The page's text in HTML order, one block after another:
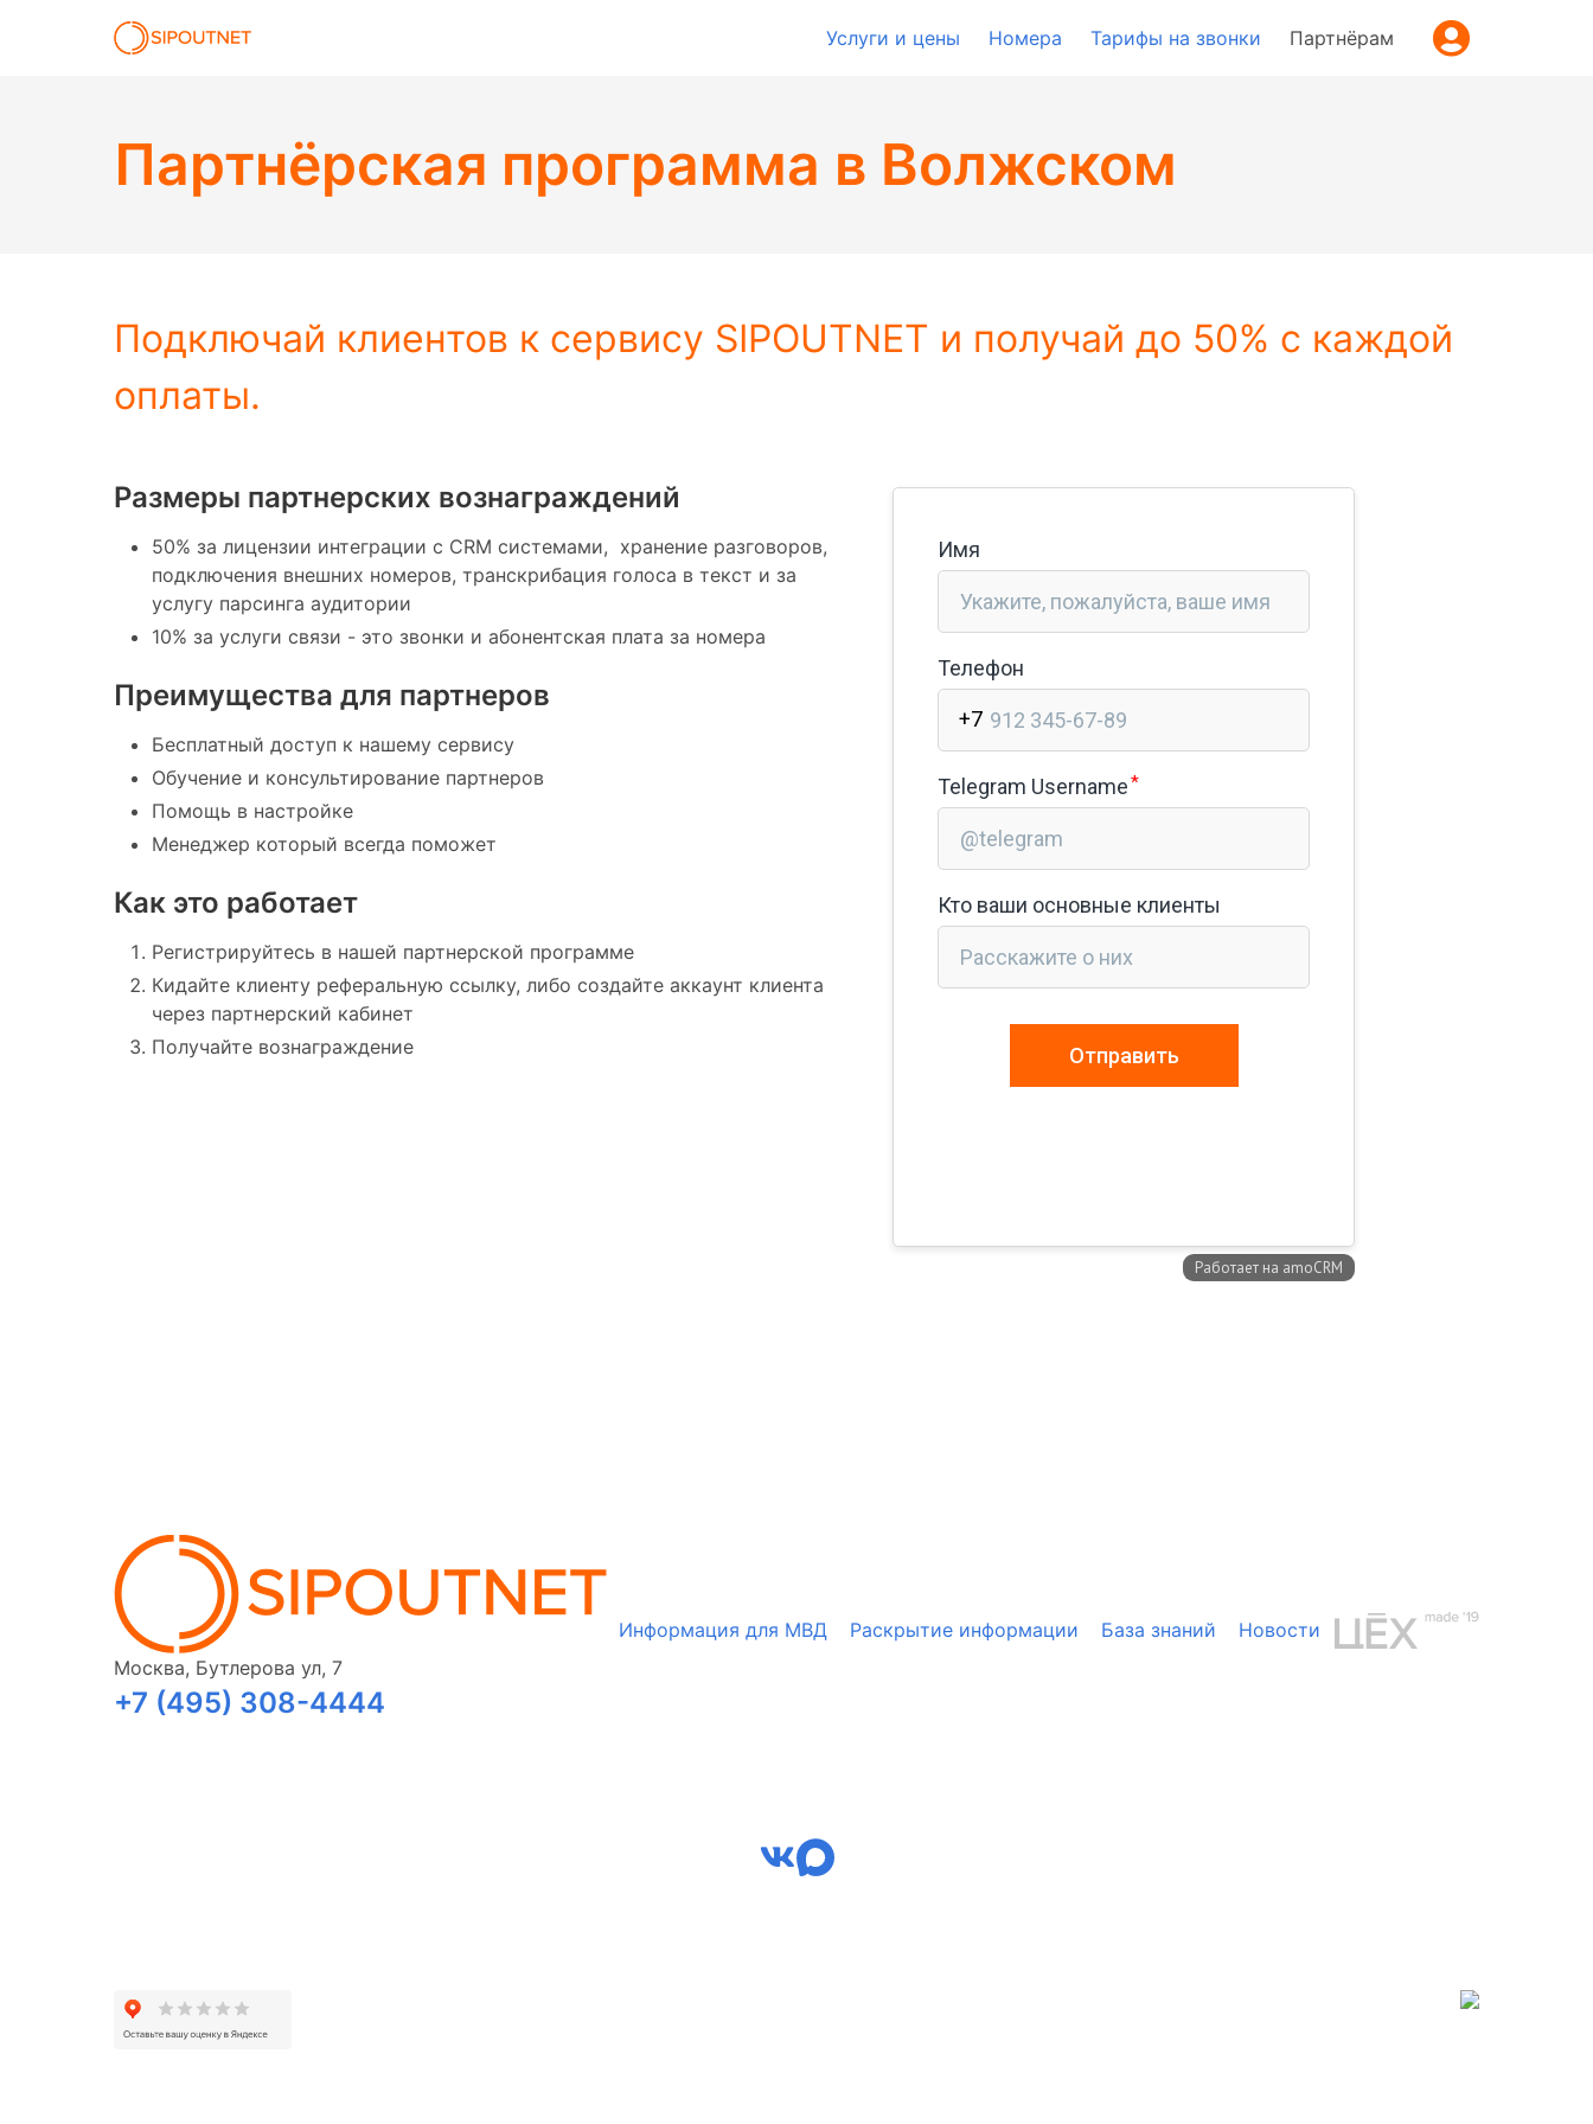
Услуги и цены Номера Тарифы на звонки Партнёрам
Партнёрская программа в Волжском
Подключай клиентов к сервису SIPOUTNET и получай до 50% с каждой
оплаты.
Размеры партнерских вознаграждений
50% за лицензии интеграции с CRM системами, хранение разговоров,
подключения внешних номеров, транскрибация голоса в текст и за
услугу парсинга аудитории
10% за услуги связи - это звонки и абонентская плата за номера
Преимущества для партнеров
Бесплатный доступ к нашему сервису
Обучение и консультирование партнеров
Помощь в настройке
Менеджер который всегда поможет
Как это работает
Регистрируйтесь в нашей партнерской программе
Кидайте клиенту реферальную ссылку, либо создайте аккаунт клиента
через партнерский кабинет
Получайте вознаграждение
Москва, Бутлерова ул, 7
+7 (495) 308-4444
Информация для МВД Раскрытие информации База знаний Новости